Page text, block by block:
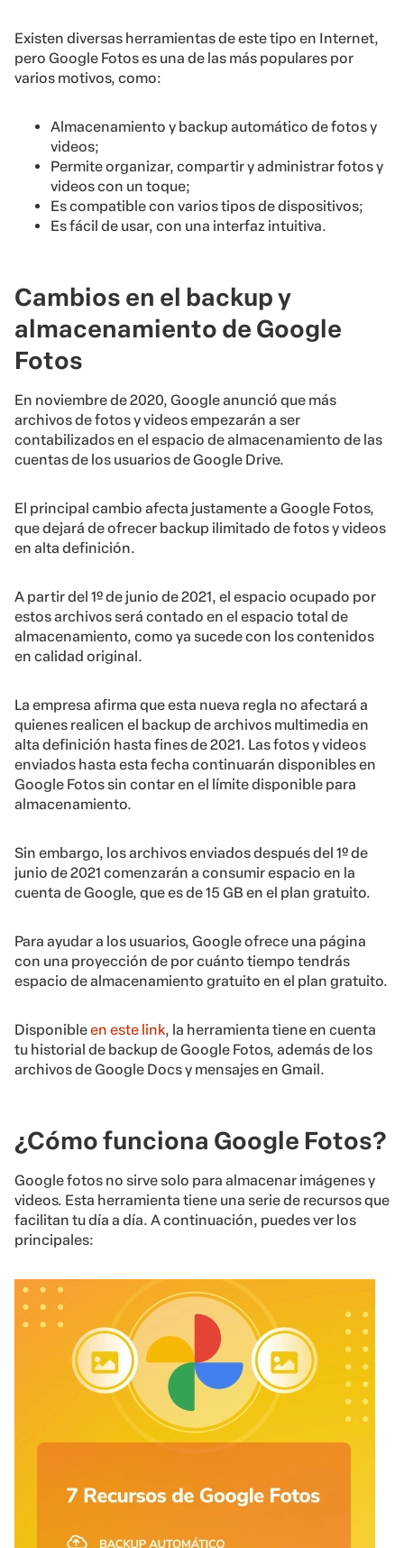
Existen diversas herramientas de este tipo en Internet,
pero Google Fotos es una de las más populares por
varios motivos, como:
Almacenamiento y backup automático de fotos y
videos;
Permite organizar, compartir y administrar fotos y
videos con un toque;
Es compatible con varios tipos de dispositivos;
Es fácil de usar, con una interfaz intuitiva.
Cambios en el backup y
almacenamiento de Google
Fotos
En noviembre de 2020, Google anunció que más
archivos de fotos y videos empezarán a ser
contabilizados en el espacio de almacenamiento de las
cuentas de los usuarios de Google Drive.
El principal cambio afecta justamente a Google Fotos,
que dejará de ofrecer backup ilimitado de fotos y videos
en alta definición.
A partir del 1º de junio de 2021, el espacio ocupado por
estos archivos será contado en el espacio total de
almacenamiento, como ya sucede con los contenidos
en calidad original.
La empresa afirma que esta nueva regla no afectará a
quienes realicen el backup de archivos multimedia en
alta definición hasta fines de 2021. Las fotos y videos
enviados hasta esta fecha continuarán disponibles en
Google Fotos sin contar en el límite disponible para
almacenamiento.
Sin embargo, los archivos enviados después del 1º de
junio de 2021 comenzarán a consumir espacio en la
cuenta de Google, que es de 15 GB en el plan gratuito.
Para ayudar a los usuarios, Google ofrece una página
con una proyección de por cuánto tiempo tendrás
espacio de almacenamiento gratuito en el plan gratuito.
Disponibleen este link, la herramienta tiene en cuenta
tu historial de backup de Google Fotos, además de los
archivos de Google Docs y mensajes en Gmail.
¿Cómo funciona Google Fotos?
Google fotos no sirve solo para almacenar imágenes y
videos. Esta herramienta tiene una serie de recursos que
facilitan tu día a día. A continuación, puedes ver los
principales: